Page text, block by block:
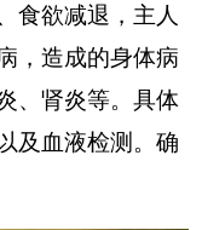
欲减退，主人
，造成的身体病
、肾炎等。具体
及血液检测。确